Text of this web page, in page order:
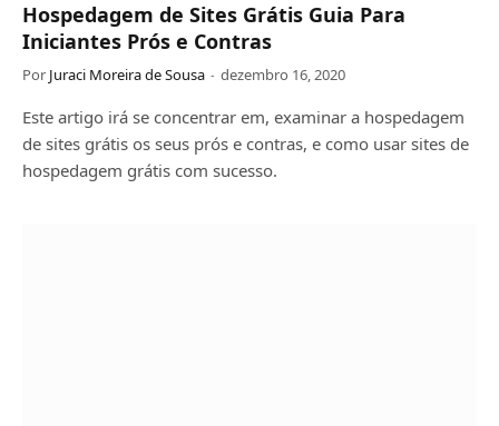
Hospedagem de Sites Grátis Guia Para
Iniciantes Prós e Contras
Por Juraci Moreira de Sousa dezembro 16, 2020
Este artigo irá se concentrar em, examinar a hospedagem
de sites grátis os seus prós e contras, e como usar sites de
hospedagem grátis com sucesso.